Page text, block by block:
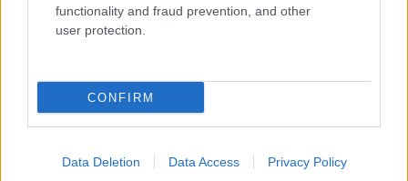
functionality and fraud prevention, and other
user protection.
CONFIRM
Data Deletion Data Access Privacy Policy